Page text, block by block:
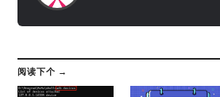
阅读下个 →